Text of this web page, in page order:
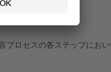
プロセスの各ステップにお